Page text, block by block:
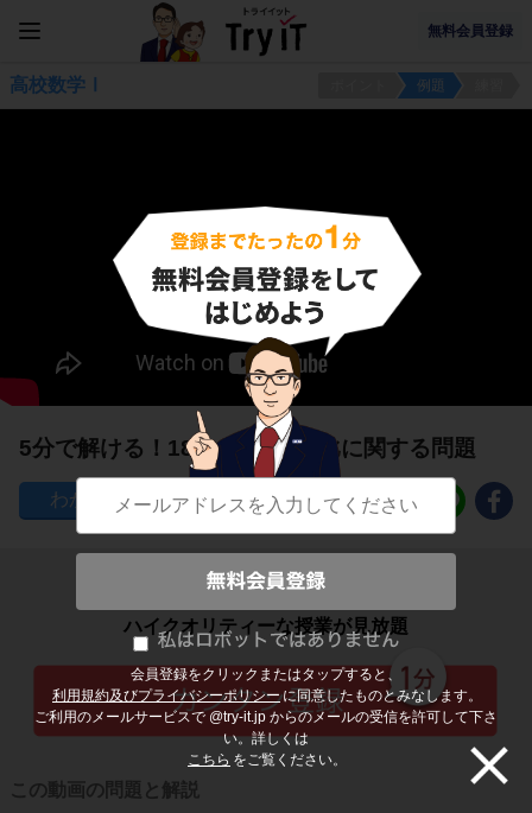
無料会員登録
会員登録をクリックまたはタップすると、
利用規約及びプライバシーポリシー に同意したものとみなします。
ご利用のメールサービスで @try-it.jp からのメールの受信を許可して下さ
い。詳しくは
こちら をご覧ください。
高校数学Ⅰ 例題
5分で解ける！180°－θの三角比に関する問題
148
子どもの勉強から大人の学び直しまで
ハイクオリティーな授業が見放題
この動画の問題と解説